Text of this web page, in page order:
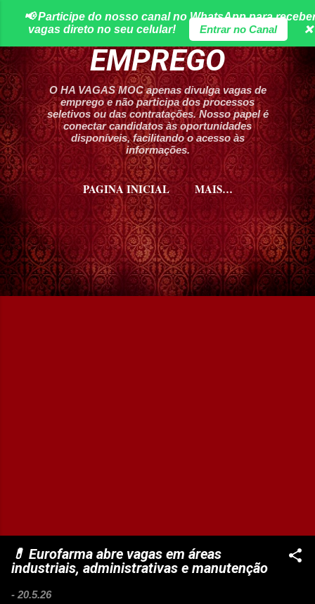
Pular para o conteúdo principal
HA VAGAS DE
EMPREGO
O HA VAGAS MOC apenas divulga vagas de
emprego e não participa dos processos
seletivos ou das contratações. Nosso papel é
conectar candidatos às oportunidades
disponíveis, facilitando o acesso às
informações.
📢 Participe do nosso canal no WhatsApp para
vagas direto no seu celular!
Entrar no Canal ❌
PAGINA INICIAL
MAIS…
CURSOS HA VAGAS MOC
💊 Eurofarma abre vagas em áreas
industriais, administrativas e manutenção
- 20.5.26